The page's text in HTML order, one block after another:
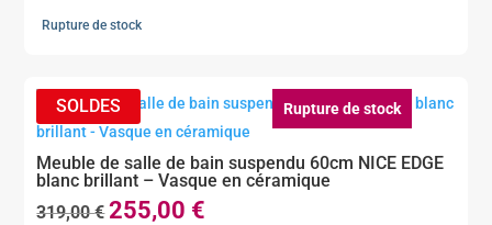
prix
549,00 €.
439,00 €.
Rupture de stock
Rupture de stock
Meuble de salle de bain suspendu 60cm NICE EDGE
blanc brillant – Vasque en céramique
319,00€Le
255,00 €